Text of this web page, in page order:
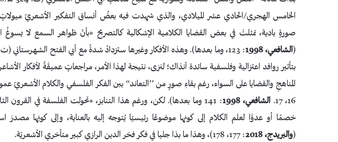
الخامس الهجري/الحادي عشر الميلادي، والذي شهدت فيه بعضُ أنساق التفكير الأشعريّ ميولاتٍ
صورةٍ بادية، تمثلتْ في بعض القضايا الكلامية الإشكالية كـالتصريح «بأنّ ظواهر السمع لا يسوغُ
(الشافعي، 1998
بتأثير روافد اعتزالية وفلسفية سائدة آنذاك؛ لنرَى، نتيجة لهذا الأمر، مراجعاتٍ عميقَةً لأفكار
المناهجِ والقضايا على السواء، رغم بقاءِ صورٍ من ’’التعاند‘‘ بين الفكر الفلسفي والكلام الأشعريّ
16، 17.
الشافعي، 1998
: 141 وما بعدها). لكن، ورغم هذا التنابز، «تحولت الفلسفة في القرون
خصمًا أو عدوَّا لعلم الكلام إلى كونها موضوعًا رئيسيّا يُتوجه إليه بالعناية، وإلى كونِها مصدرَ
(والبريدج، 2018 : 177، 178)، وهذا ما بدَا جليا في فكر فخر الدين الرازي كبير متأخري الأشعريّة.